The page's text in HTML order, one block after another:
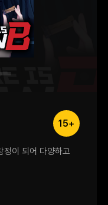
15+
정이 되어 다양하고